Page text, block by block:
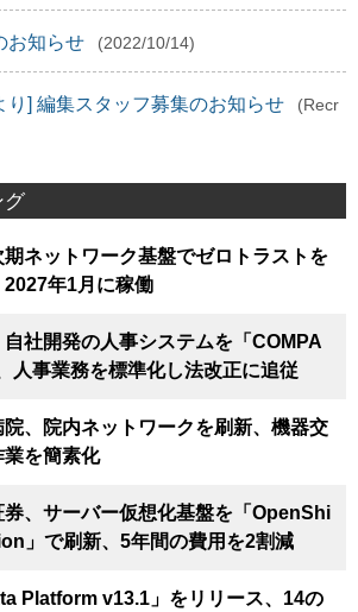
お知らせ (2022/10/14)
り] 編集スタッフ募集のお知らせ
(Recr
グ
ネットワーク基盤でゼロトラストを
年1月に稼働
社開発の人事システムを「COMPA
人事業務を標準化し法改正に追従
、院内ネットワークを刷新、機器交
を簡素化
、サーバー仮想化基盤を「OpenShi
」で刷新、5年間の費用を2割減
Platform v13.1」をリリース、14の